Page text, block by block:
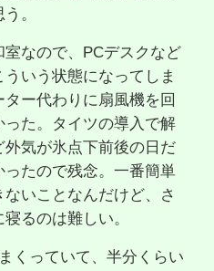
。
なので、PCデスクなど
いう状態になってしま
ー代わりに扇風機を回
った。タイツの導入で解
気が氷点下前後の日だ
ったので残念。一番簡単
いことなんだけど、さ
るのは難しい。
くっていて、半分くらい